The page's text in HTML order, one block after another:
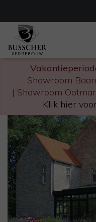
Showroom
| Showroom
Klik hier